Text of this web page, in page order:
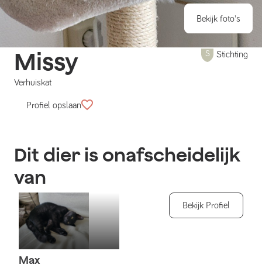
Bekijk foto's
Missy
Verhuiskat
Stichting
Profiel opslaan
Dit dier is onafscheidelijk
van
Max
Bekijk Profiel